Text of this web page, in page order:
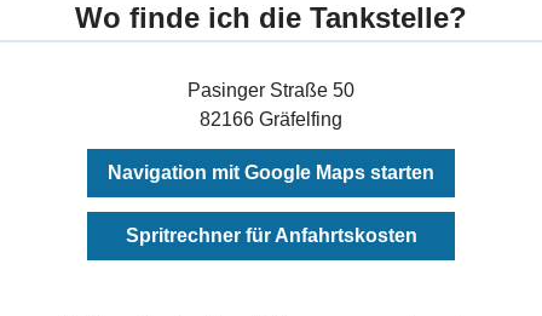
Wo finde ich die Tankstelle?
Pasinger Straße 50
82166 Gräfelfing
Navigation mit Google Maps starten
Spritrechner für Anfahrtskosten